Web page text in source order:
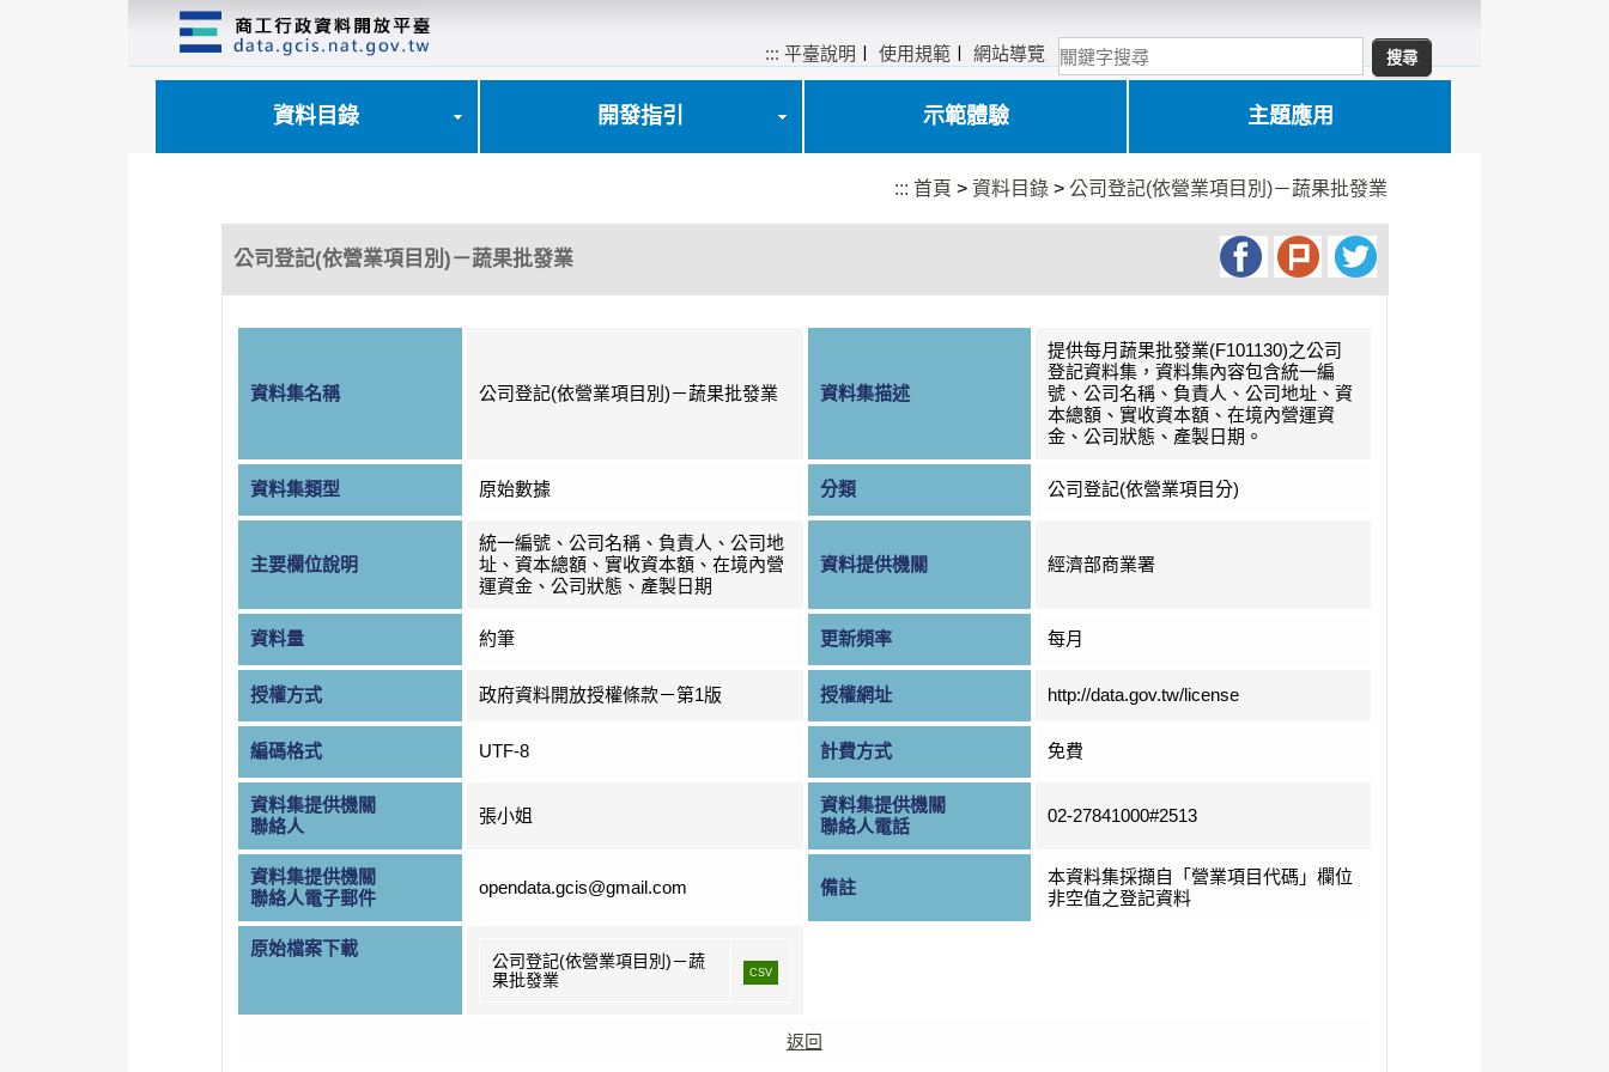
::: 平臺說明 〡使用規範 〡網站導覽
資料目錄 開發指引 示範體驗 主題應用
::: 首頁 >資料目錄 >公司登記(依營業項目別)－蔬果批發業
公司登記(依營業項目別)－蔬果批發業
資料集名稱 公司登記(依營業項目別)－蔬果批發業 資料集描述
提供每月蔬果批發業(F101130)之公司
登記資料集，資料集內容包含統一編
號、公司名稱、負責人、公司地址、資
本總額、實收資本額、在境內營運資
金、公司狀態、產製日期。
資料集類型 原始數據 分類 公司登記(依營業項目分)
主要欄位說明
統一編號、公司名稱、負責人、公司地
址、資本總額、實收資本額、在境內營
運資金、公司狀態、產製日期
資料提供機關 經濟部商業署
資料量 約筆 更新頻率 每月
授權方式 政府資料開放授權條款－第1版 授權網址 http://data.gov.tw/license
編碼格式 UTF-8 計費方式 免費
資料集提供機關
聯絡人
張小姐
資料集提供機關
聯絡人電話
02-27841000#2513
資料集提供機關
聯絡人電子郵件
opendata.gcis@gmail.com 備註
本資料集採擷自「營業項目代碼」欄位
非空值之登記資料
原始檔案下載
公司登記(依營業項目別)－蔬
果批發業
CSV
返回